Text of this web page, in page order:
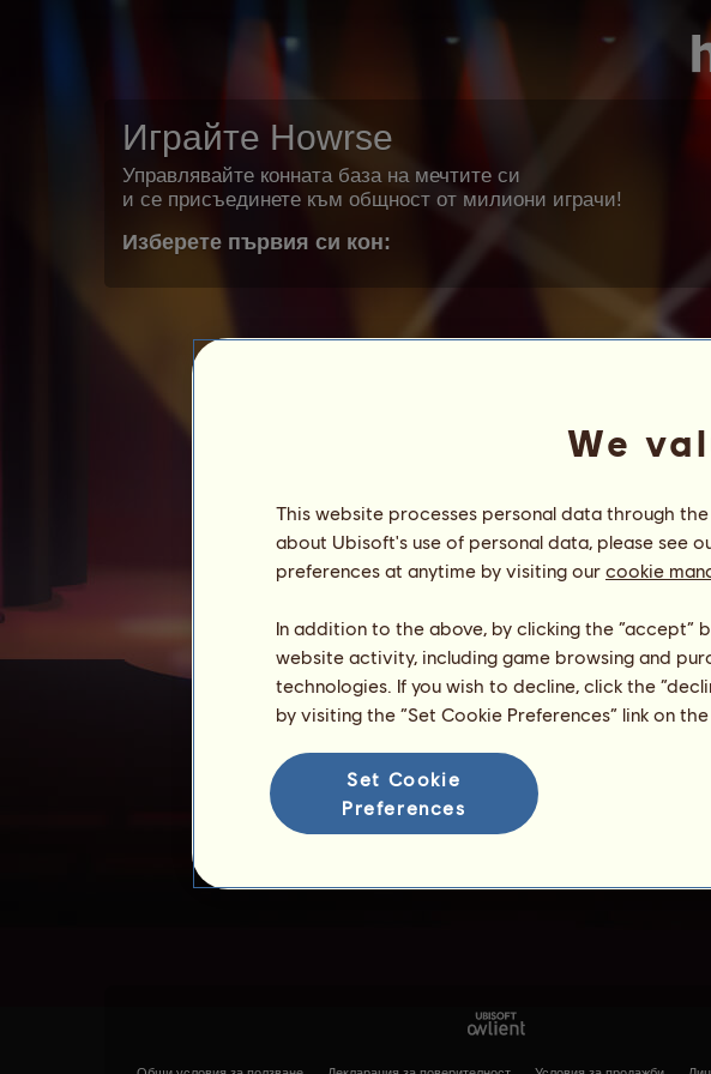
Играйте Howrse
Управлявайте конната база на мечтите си
и се присъединете към общност от милиони играчи!
Изберете първия си кон:
We
This website processes personal data through
about Ubisoft's use of personal data, please see
preferences at anytime by visiting our cookie
In addition to the above, by clicking the
website activity, including game browsing and
technologies. If you wish to decline, click the
by visiting the “Set Cookie Preferences” link on
Set Cookie
Preferences